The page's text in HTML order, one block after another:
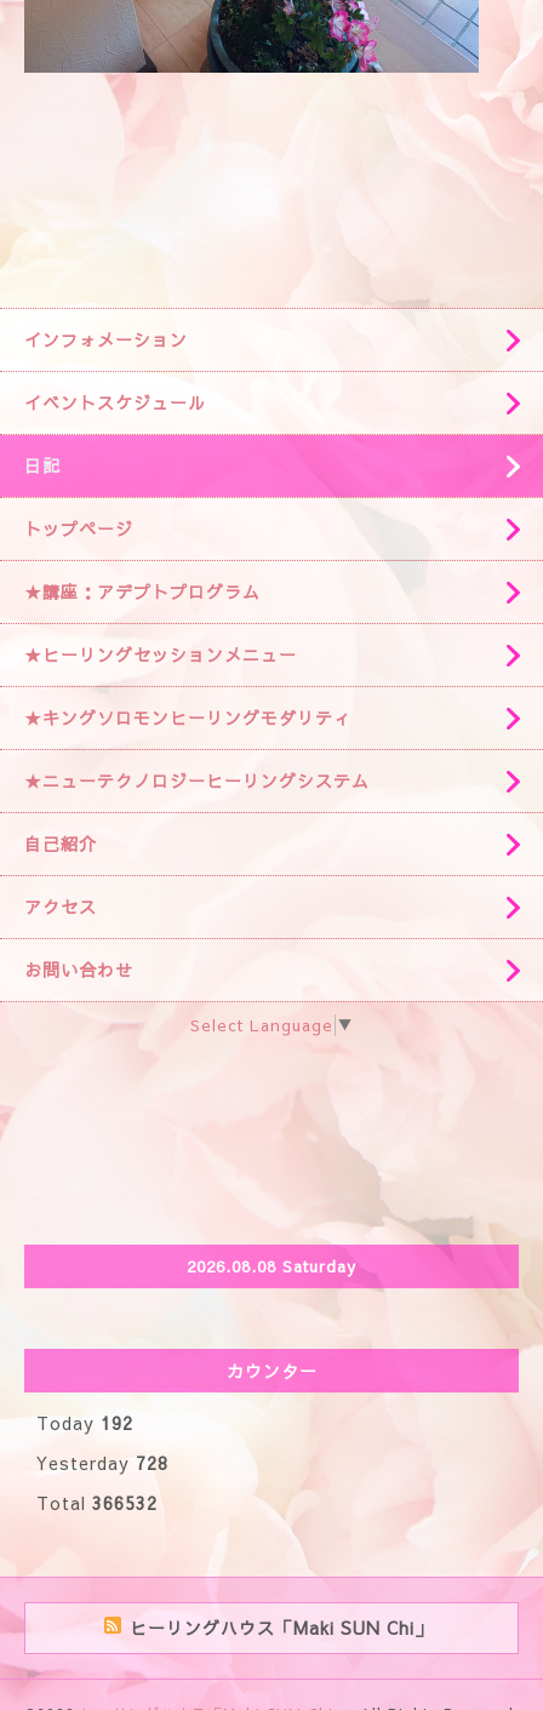
インフォメーション
イベントスケジュール
日記
トップページ
★講座：アデプトプログラム
★ヒーリングセッションメニュー
★キングソロモンヒーリングモダリティ
★ニューテクノロジーヒーリングシステム
自己紹介
アクセス
お問い合わせ
Select Language ▼
2026.08.08 Saturday
カウンター
Today 192
Yesterday 728
Total 366532
ヒーリングハウス「Maki SUN Chi」